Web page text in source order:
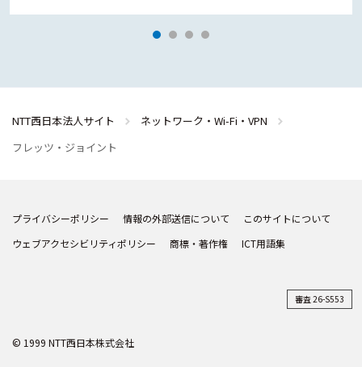
NTT西日本法人サイト
ネットワーク・Wi-Fi・VPN
フレッツ・ジョイント
プライバシーポリシー 情報の外部送信について
このサイトについて
ウェブアクセシビリティポリシー
商標・著作権 ICT用語集
審査 26-S553
© 1999 NTT西日本株式会社